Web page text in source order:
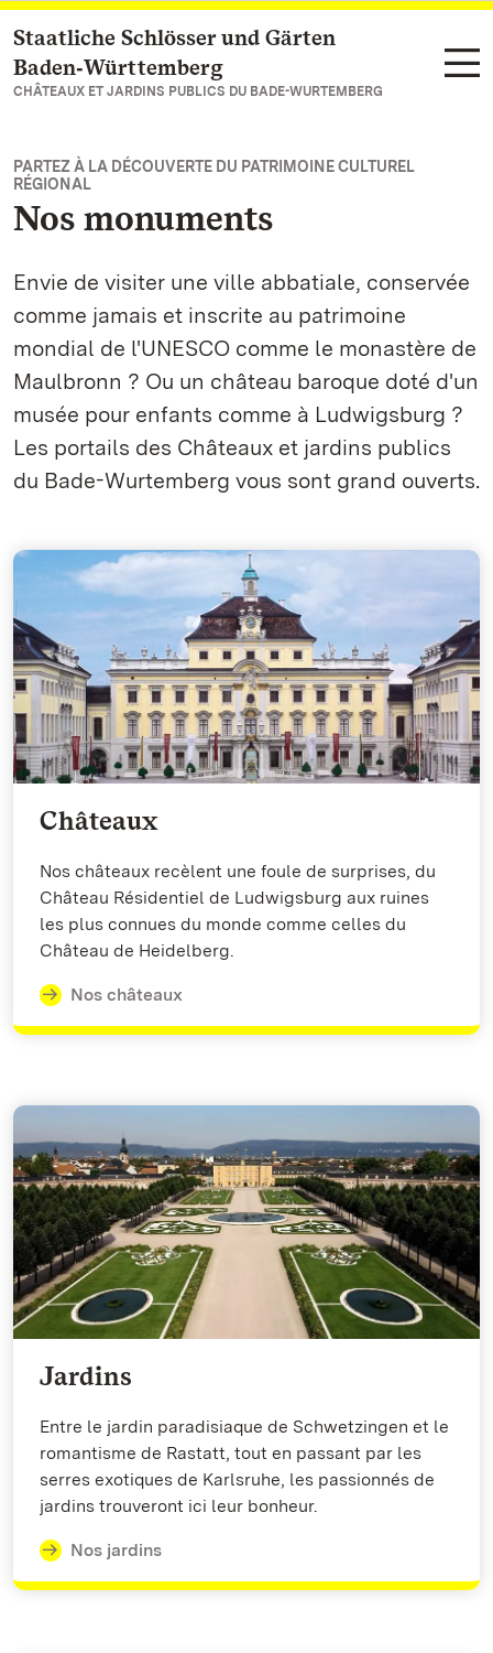
Vers la page d’accueil
Staatliche Schlösser und Gärten
Baden‑Württemberg
CHÂTEAUX ET JARDINS PUBLICS DU BADE-WURTEMBERG
PARTEZ À LA DÉCOUVERTE DU PATRIMOINE CULTUREL
RÉGIONAL
Nos monuments
Envie de visiter une ville abbatiale, conservée
comme jamais et inscrite au patrimoine
mondial de l'UNESCO comme le monastère de
Maulbronn ? Ou un château baroque doté d'un
musée pour enfants comme à Ludwigsburg ?
Les portails des Châteaux et jardins publics
du Bade-Wurtemberg vous sont grand ouverts.
Châteaux
Nos châteaux recèlent une foule de surprises, du
Château Résidentiel de Ludwigsburg aux ruines
les plus connues du monde comme celles du
Château de Heidelberg.
Nos châteaux
Jardins
Entre le jardin paradisiaque de Schwetzingen et le
romantisme de Rastatt, tout en passant par les
serres exotiques de Karlsruhe, les passionnés de
jardins trouveront ici leur bonheur.
Nos jardins